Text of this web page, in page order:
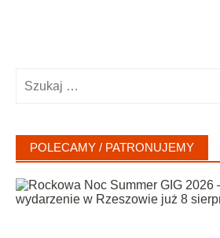
POLECAMY / PATRONUJEMY